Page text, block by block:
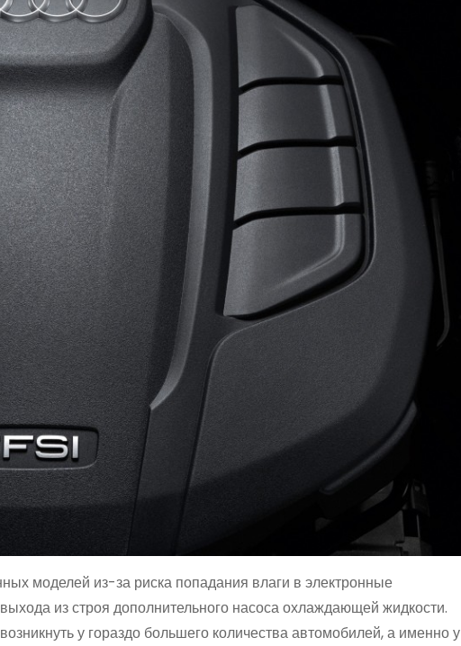
моделей из-за риска попадания влаги в электронные
из строя дополнительного насоса охлаждающей жидкости.
у гораздо большего количества автомобилей, а именно у